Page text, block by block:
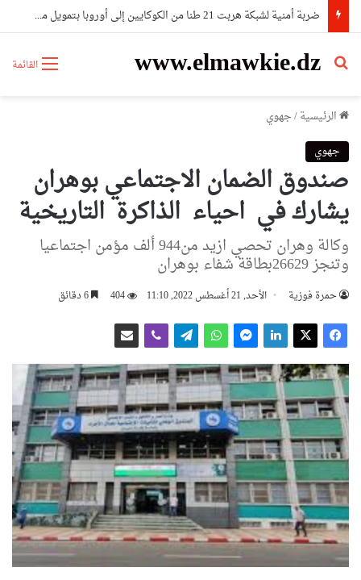
ضربة أمنية لشبكة هربت 21 طنا من الكوكايين إلى أوروبا بتمويل من مستثمرين في الإمارات
القائمة www.elmawkie.dz
بحث عن
الرئيسية/جهوي
جهوي
صندوق الضمان الاجتماعي بوهران
يشارك في احياء الذاكرة التاريخية
وكالة وهران تحصي ازيد من944 ألف مؤمن اجتماعيا
وتنجز 26629بطاقة شفاء بوهران
حمرة فوزية الأحد, 21 أغسطس 2022, 11:10 404